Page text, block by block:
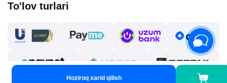
Hoziroq xarid qilish
To'lov turlari